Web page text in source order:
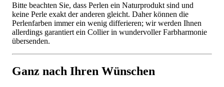
Bitte beachten Sie, dass Perlen ein Naturprodukt sind und
keine Perle exakt der anderen gleicht. Daher können die
Perlenfarben immer ein wenig differieren; wir werden Ihnen
allerdings garantiert ein Collier in wundervoller Farbharmonie
übersenden.
Ganz nach Ihren Wünschen